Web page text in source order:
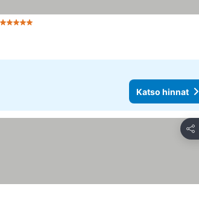
5 Tähtiluokitus
Katso hinnat
Jaa